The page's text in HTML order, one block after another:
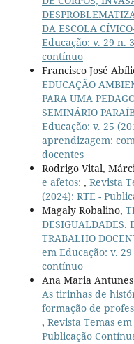
DA ESCOLA
Educação: v. 29 n.
contínuo
Francisco José
EDUCAÇÃO
PARA UMA
SEMINÁRIO
Educação: v. 25
aprendizagem:
docentes
Rodrigo Vital,
e afetos: , Revista
(2024): RTE -
Magaly Robalino,
DESIGUALDADES.
TRABALHO
em Educação: v.
contínuo
Ana Maria
As tirinhas de
formação de
, Revista Temas
Publicação